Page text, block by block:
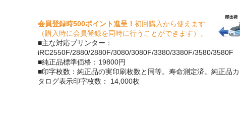
会員登録時500ポイント進呈！ 初回購入から使えます
（購入時に会員登録を同時に行うことができます）。
■主な対応プリンター：
iRC2550F/2880/2880F/3080/3080F/3380/3380F/3580/3580F
■純正品標準価格：19800円
■印字枚数：純正品の実印刷枚数と同等。寿命測定済。純正品カ
タログ表示印字枚数： 14,000枚